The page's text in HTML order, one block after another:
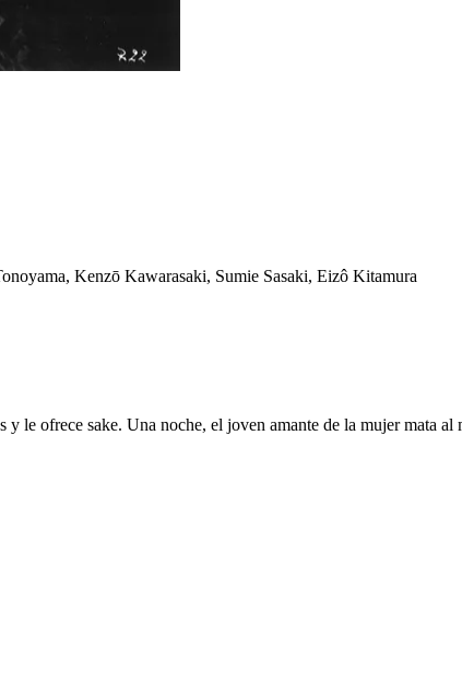
Kenzō Kawarasaki, Sumie Sasaki, Eizô Kitamura
le ofrece sake. Una noche, el joven amante de la mujer mata